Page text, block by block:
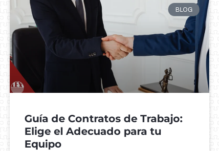
BLOG
Guía de Contratos de Trabajo:
Elige el Adecuado para tu
Equipo